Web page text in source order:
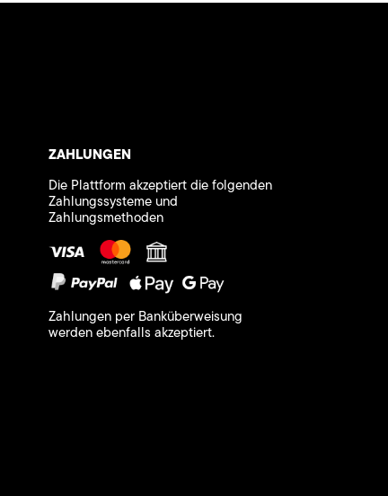
ZAHLUNGEN
Die Plattform akzeptiert die folgenden
Zahlungssysteme und
Zahlungsmethoden
Zahlungen per Banküberweisung
werden ebenfalls akzeptiert.